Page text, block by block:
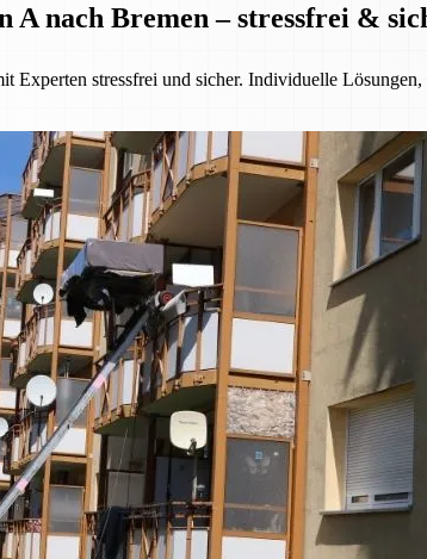
A nach Bremen – stressfrei &
Experten stressfrei und sicher. Individuelle